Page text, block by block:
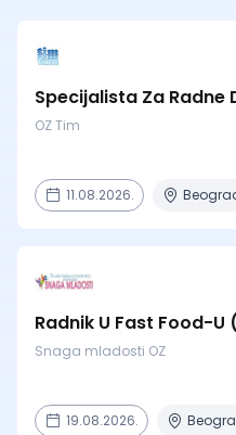
Specijalista Za Radne
OZ Tim
11.08.2026.
Radnik U Fast Food-
Snaga mladosti OZ
19.08.2026.